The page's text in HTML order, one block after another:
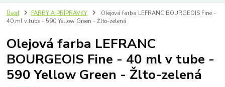
Úvod FARBY A PRÍPRAVKY
Olejová farba LEFRANC BOURGEOIS Fine -
40 ml v tube - 590 Yellow Green - Žlto-zelená
Olejová farba LEFRANC
BOURGEOIS Fine - 40 ml v tube -
590 Yellow Green - Žlto-zelená